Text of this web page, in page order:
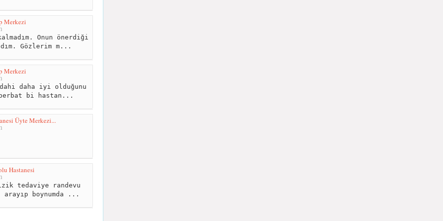
Merkezi
Onun önerdiği
Gözlerim m...
Merkezi
daha iyi olduğunu
bi hastan...
Üyte Merkezi...
Hastanesi
tedaviye randevu
boynumda ...